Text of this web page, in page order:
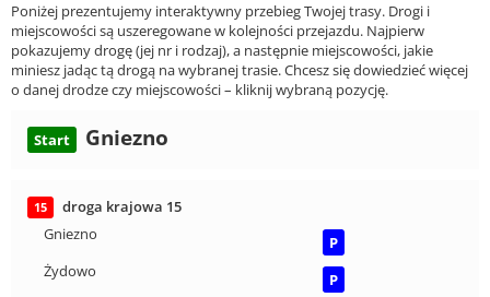
Poniżej prezentujemy interaktywny przebieg Twojej trasy. Drogi i
miejscowości są uszeregowane w kolejności przejazdu. Najpierw
pokazujemy drogę (jej nr i rodzaj), a następnie miejscowości, jakie
miniesz jadąc tą drogą na wybranej trasie. Chcesz się dowiedzieć więcej
o danej drodze czy miejscowości – kliknij wybraną pozycję.
Start Gniezno
15
droga krajowa 15
Gniezno
P
Żydowo
P